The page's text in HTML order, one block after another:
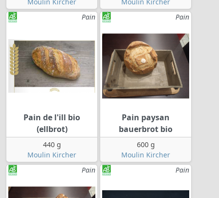
Pain
Pain de l'ill bio
(ellbrot)
440 g
Moulin Kircher
Pain
Pain paysan
bauerbrot bio
600 g
Moulin Kircher
Pain
Pain